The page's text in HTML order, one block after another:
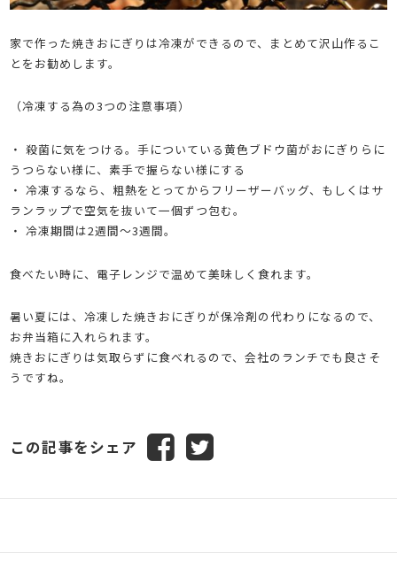
家で作った焼きおにぎりは冷凍ができるので、まとめて沢山作るこ
とをお勧めします。
（冷凍する為の3つの注意事項）
・ 殺菌に気をつける。手についている黄色ブドウ菌がおにぎりらに
うつらない様に、素手で握らない様にする
・ 冷凍するなら、粗熱をとってからフリーザーバッグ、もしくはサ
ランラップで空気を抜いて一個ずつ包む。
・ 冷凍期間は2週間～3週間。
食べたい時に、電子レンジで温めて美味しく食れます。
暑い夏には、冷凍した焼きおにぎりが保冷剤の代わりになるので、
お弁当箱に入れられます。
焼きおにぎりは気取らずに食べれるので、会社のランチでも良さそ
うですね。
この記事をシェア